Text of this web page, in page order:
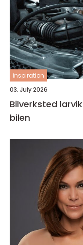
inspiration
03. July 2026
Bilverksted larvik slik finner du riktig hjelp til
bilen